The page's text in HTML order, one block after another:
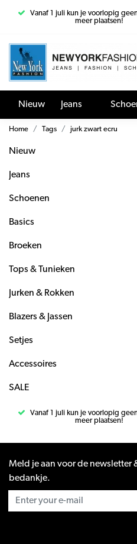
Vanaf 1 juli kun je voorlopig
meer plaatsen!
Nieuw Jeans
Home Tags jurk zwart ecru
Nieuw
Jeans
Schoenen
Basics
Broeken
Tops & Tunieken
Jurken & Rokken
Blazers & Jassen
Setjes
Accessoires
SALE
Vanaf 1 juli kun je voorlopig
meer plaatsen!
Meld je aan voor de newsletter
bedankje.